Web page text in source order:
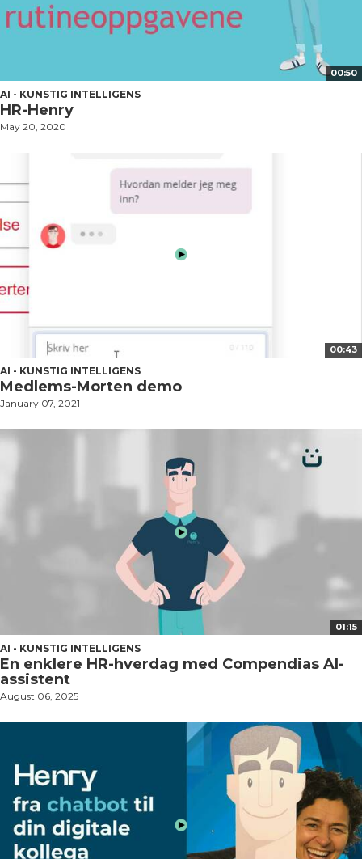
00:50
AI - KUNSTIG INTELLIGENS
HR-Henry
May 20, 2020
00:43
AI - KUNSTIG INTELLIGENS
Medlems-Morten demo
January 07, 2021
01:15
AI - KUNSTIG INTELLIGENS
En enklere HR-hverdag med Compendias AI-
assistent
August 06, 2025